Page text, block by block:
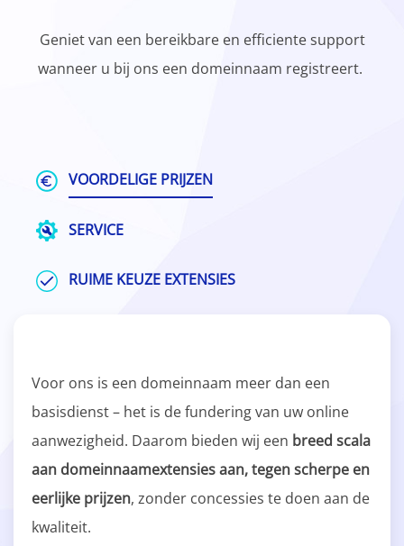
Geniet van een bereikbare en efficiente support
wanneer u bij ons een domeinnaam registreert.
VOORDELIGE PRIJZEN
SERVICE
RUIME KEUZE EXTENSIES
Voor ons is een domeinnaam meer dan een
basisdienst – het is de fundering van uw online
aanwezigheid. Daarom bieden wij een breed scala
aan domeinnaamextensies aan, tegen scherpe en
eerlijke prijzen, zonder concessies te doen aan de
kwaliteit.